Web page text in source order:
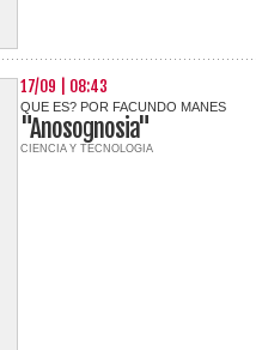
17/09 | 08:43
QUE ES? POR FACUNDO MANES
"Anosognosia"
CIENCIA Y TECNOLOGIA